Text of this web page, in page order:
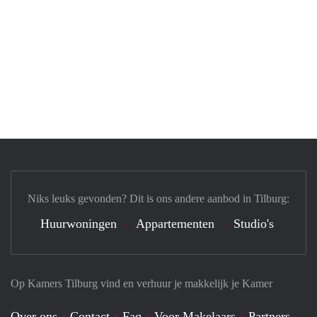
Op Kamers Tilburg vind en verhuur je makkelijk je Kamer
Niks leuks gevonden? Dit is ons andere aanbod in Tilburg:
Huurwoningen Appartementen Studio's